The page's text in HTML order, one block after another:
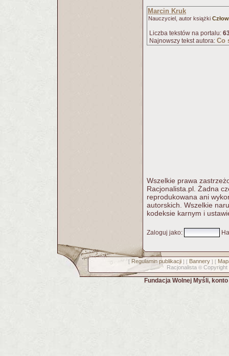
Marcin Kruk
Nauczyciel, autor książki
Liczba tekstów na portalu:
Najnowszy tekst autora: Co
Wszelkie prawa
Racjonalista.pl. Żadna
reprodukowana ani
autorskich. Wszelkie
kodeksie karnym i
Zaloguj jako:
[ Regulamin publikacji] [ Bannery] [
Racjonalista © Copyright
Fundacja Wolnej Myśli,